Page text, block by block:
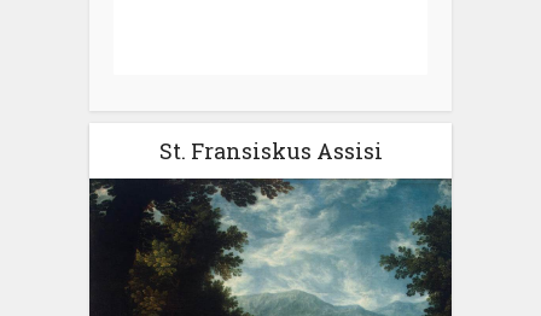
St. Fransiskus Assisi